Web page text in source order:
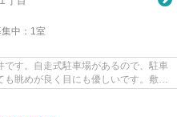
中： 1室
す。自走式駐車場があるので、駐車
眺めが良く目にも優しいです。敷地